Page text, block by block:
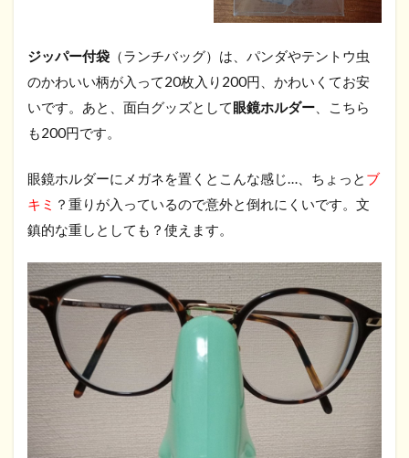
ジッパー付袋 （ランチバッグ）は、パンダやテントウ虫
のかわいい柄が入って20枚入り200円、かわいくてお安
いです。あと、面白グッズとして眼鏡ホルダー 、こちら
も200円です。
眼鏡ホルダーにメガネを置くとこんな感じ…、ちょっと ブ
キミ ？重りが入っているので意外と倒れにくいです。文
鎮的な重しとしても？使えます。